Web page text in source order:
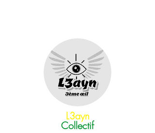
L3ayn
Collectif